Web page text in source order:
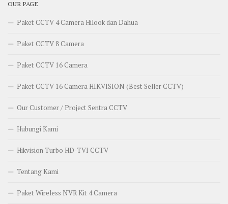
OUR PAGE
Paket CCTV 4 Camera Hilook dan Dahua
Paket CCTV 8 Camera
Paket CCTV 16 Camera
Paket CCTV 16 Camera HIKVISION (Best Seller CCTV)
Our Customer / Project Sentra CCTV
Hubungi Kami
Hikvision Turbo HD-TVI CCTV
Tentang Kami
Paket Wireless NVR Kit 4 Camera